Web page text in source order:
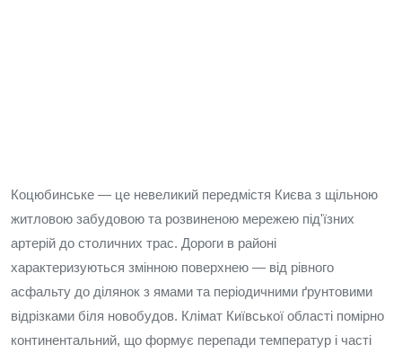
Коцюбинське — це невеликий передмістя Києва з щільною
житловою забудовою та розвиненою мережею під'їзних
артерій до столичних трас. Дороги в районі
характеризуються змінною поверхнею — від рівного
асфальту до ділянок з ямами та періодичними ґрунтовими
відрізками біля новобудов. Клімат Київської області помірно
континентальний, що формує перепади температур і часті